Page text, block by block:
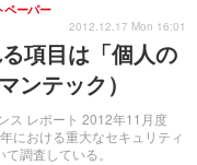
項目は「個人の
ンテック）
ス レポート 2012年11月度
における重大なセキュリティ
調査している。
ペーパー
2012.12.17 Mon 16:01